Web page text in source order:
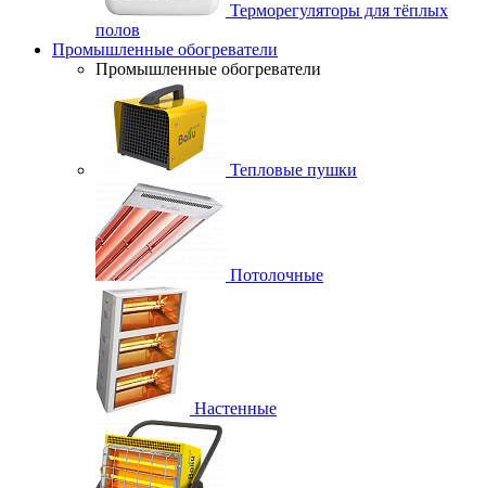
Терморегуляторы для тёплых
полов
Промышленные обогреватели
Промышленные обогреватели
Тепловые пушки
Потолочные
Настенные